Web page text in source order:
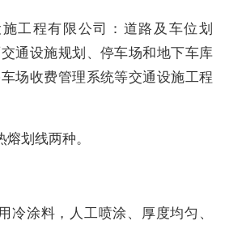
工程有限公司：道路及车位划
通设施规划、停车场和地下车库
场收费管理系统等交通设施工程
划线两种。
冷涂料，人工喷涂、厚度均匀、